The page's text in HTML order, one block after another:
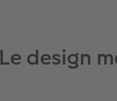
Le design